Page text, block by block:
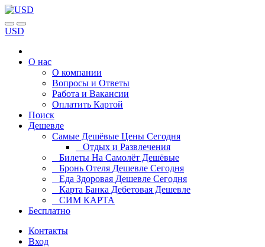
USD
О нас
О компании
Вопросы и Ответы
Работа и Вакансии
Оплатить Картой
Поиск
Дешевле
Самые Дешёвые Цены Сегодня
Отдых и Развлечения
Билеты На Самолёт Дешёвые
Бронь Отеля Дешевле Сегодня
Еда Здоровая Дешевле Сегодня
Карта Банка Дебетовая Дешевле
СИМ КАРТА
Бесплатно
Контакты
Вход